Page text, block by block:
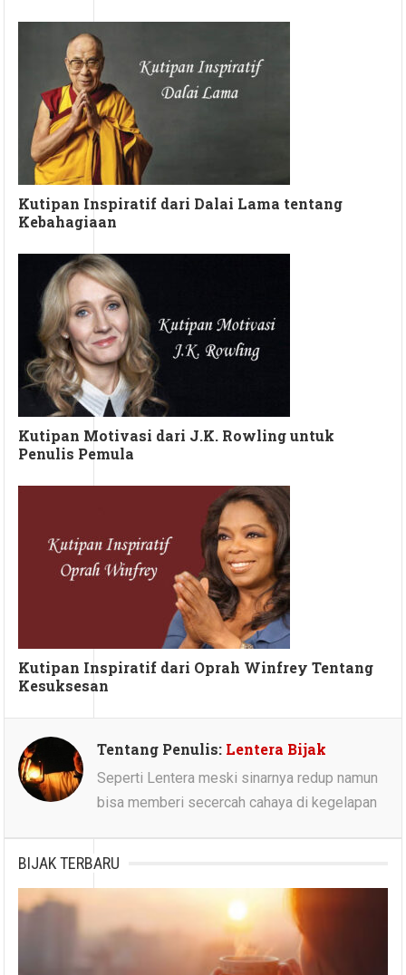
Kutipan Inspiratif dari Dalai Lama tentang
Kebahagiaan
Kutipan Motivasi dari J.K. Rowling untuk
Penulis Pemula
Kutipan Inspiratif dari Oprah Winfrey Tentang
Kesuksesan
Tentang Penulis: Lentera Bijak
Seperti Lentera meski sinarnya redup namun
bisa memberi secercah cahaya di kegelapan
BIJAK TERBARU